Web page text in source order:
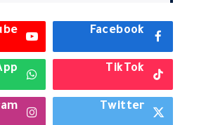
Facebook
TikTok
Twitter